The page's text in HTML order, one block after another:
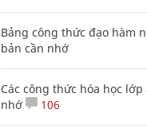
Bảng công thức đạo hàm
bản cần nhớ
Các công thức hóa học lớp
nhớ
106